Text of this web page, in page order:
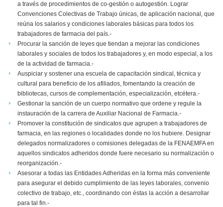
a través de procedimientos de co-gestión o autogestión. Lograr
Convenciones Colectivas de Trabajo únicas, de aplicación nacional, que
reúna los salarios y condiciones laborales básicas para todos los
trabajadores de farmacia del país.-
Procurar la sanción de leyes que tiendan a mejorar las condiciones
laborales y sociales de todos los trabajadores y, en modo especial, a los
de la actividad de farmacia.-
Auspiciar y sostener una escuela de capacitación sindical, técnica y
cultural para beneficio de los afiliados, fomentando la creación de
bibliotecas, cursos de complementación, especialización, etcétera.-
Gestionar la sanción de un cuerpo normativo que ordene y regule la
instauración de la carrera de Auxiliar Nacional de Farmacia.-
Promover la constitución de sindicatos que agrupen a trabajadores de
farmacia, en las regiones o localidades donde no los hubiere. Designar
delegados normalizadores o comisiones delegadas de la FENAEMFA en
aquellos sindicatos adheridos donde fuere necesario su normalización o
reorganización.-
Asesorar a todas las Entidades Adheridas en la forma más conveniente
para asegurar el debido cumplimiento de las leyes laborales, convenio
colectivo de trabajo, etc., coordinando con éstas la acción a desarrollar
para tal fin.-